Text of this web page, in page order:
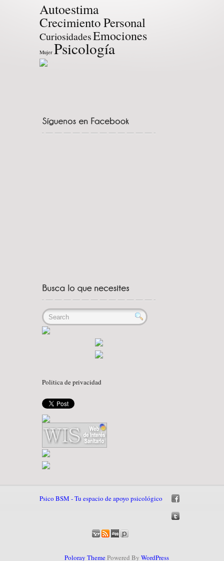
Autoestima
Crecimiento Personal
CuriosidadesEmociones
Mujer Psicología
Politica de privacidad
Psico BSM - Tu espacio de apoyo psicológico
Poloray ThemePowered ByWordPress